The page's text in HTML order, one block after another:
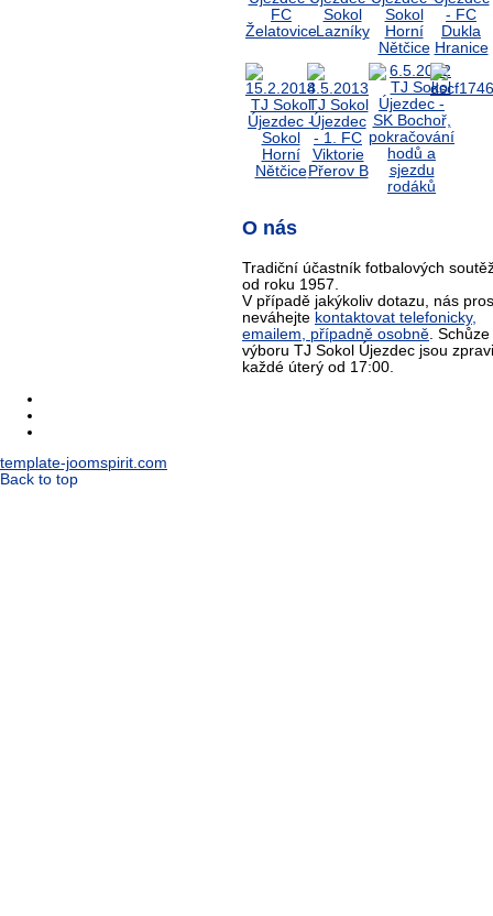
O nás
Tradiční účastník fotbalových
od roku 1957.
V případě jakýkoliv dotazu, nás
neváhejte kontaktovat telefonicky,
emailem, případně osobně. Schůze
výboru TJ Sokol Újezdec jsou
každé úterý od 17:00.
template-joomspirit.com
Back to top